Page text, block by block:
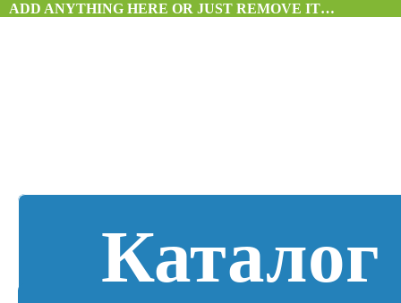
ADD ANYTHING HERE OR JUST REMOVE IT…
Каталог